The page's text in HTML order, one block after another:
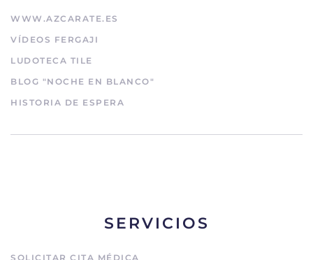
WWW.AZCARATE.ES
VÍDEOS FERGAJI
LUDOTECA TILE
BLOG "NOCHE EN BLANCO"
HISTORIA DE ESPERA
SERVICIOS
SOLICITAR CITA MÉDICA